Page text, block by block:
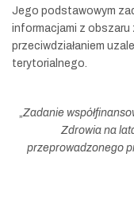
Jego podstawowym
informacjami z
przeciwdziałaniem
terytorialnego.
Zadanie
Zdrowia na
przeprowadzonego